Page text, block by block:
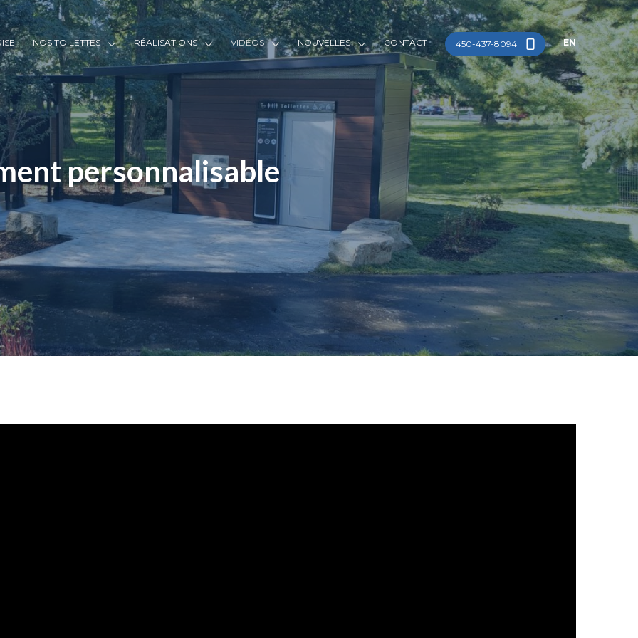
NOS TOILETTES RÉALISATIONS VIDÉOS NOUVELLES CONTACT 450-437-8094 EN
personnalisable